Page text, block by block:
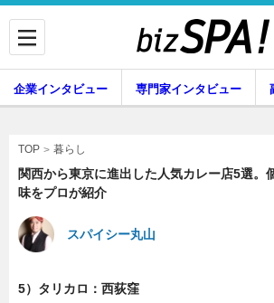
専
副業
企業インタビュー 専門家インタビュー
TOP 暮らし
関西から東京に進出した人気カレー店5選。
味をプロが紹介
スパイシー丸山
5）タリカロ：西荻窪